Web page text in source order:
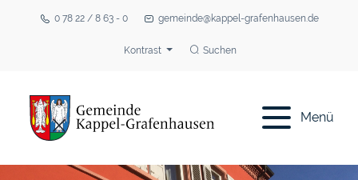
0 78 22 / 8 63 - 0 gemeinde@kappel-grafenhausen.de
Kontrast Suchen
Menü